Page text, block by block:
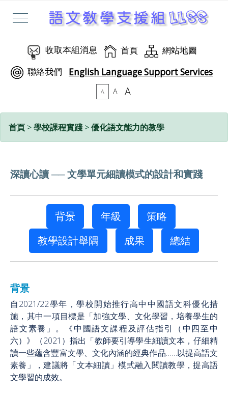
收取本組消息 首頁
網站地圖
聯絡我們
English Language Support Services
A A A
首頁 >學校課程實踐 >優化語文能力的教學
深讀心讀 ── 文學單元細讀模式的設計和實踐
背景 年級
策略
教學設計舉隅
成果 總結
背景
自2021/22學年，學校開始推行高中中國語文科優化措
施，其中一項目標是「加強文學、文化學習，培養學生的
語文素養」。《中國語文課程及評估指引（中四至中
六）》（2021）指出「教師要引導學生細讀文本，仔細精
讀一些蘊含豐富文學、文化內涵的經典作品……以提高語文
素養」，建議將「文本細讀」模式融入閱讀教學，提高語
文學習的成效。